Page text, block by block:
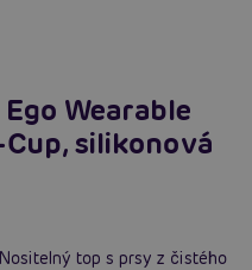
Wearable
silikonová
top s prsy z čistého